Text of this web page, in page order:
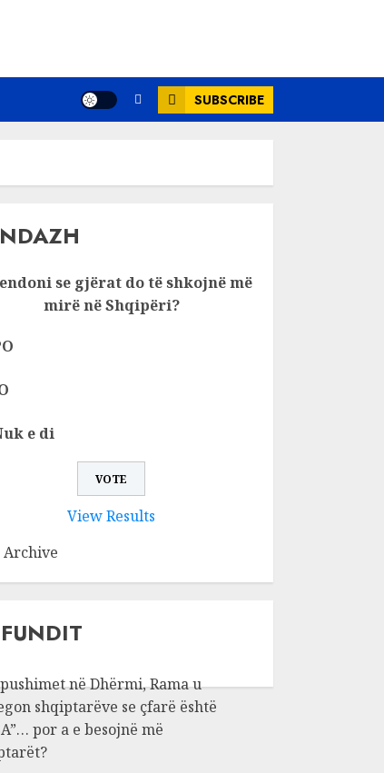
SUBSCRIBE
se gjërat do të shkojnë më
mirë në Shqipëri?
e di
View Results
Archive
në Dhërmi, Rama u
shqiptarëve se çfarë është
por a e besojnë më